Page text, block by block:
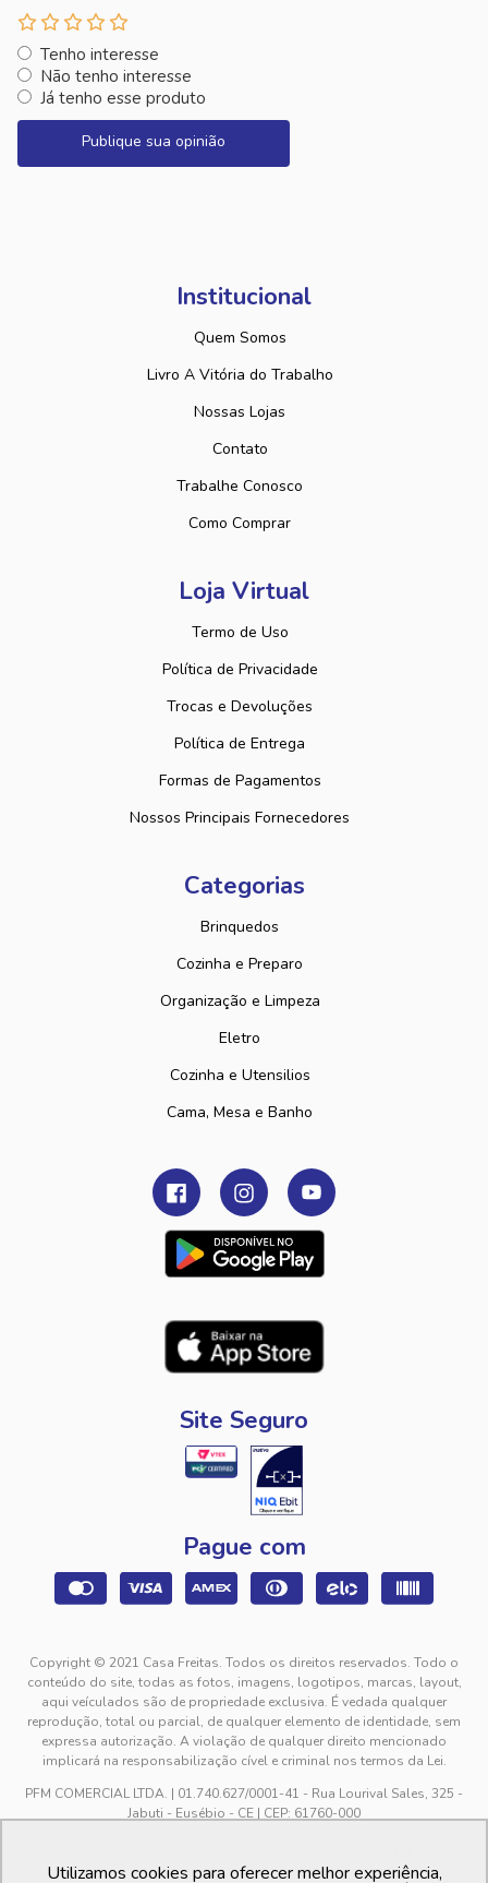
Tenho interesse
Não tenho interesse
Já tenho esse produto
Publique sua opinião
Institucional
Quem Somos
Livro A Vitória do Trabalho
Nossas Lojas
Contato
Trabalhe Conosco
Como Comprar
Loja Virtual
Termo de Uso
Política de Privacidade
Trocas e Devoluções
Política de Entrega
Formas de Pagamentos
Nossos Principais Fornecedores
Categorias
Brinquedos
Cozinha e Preparo
Organização e Limpeza
Eletro
Cozinha e Utensilios
Cama, Mesa e Banho
Site Seguro
Pague com
Copyright © 2021 Casa Freitas. Todos os direitos reservados. Todo o
conteúdo do site, todas as fotos, imagens, logotipos, marcas, layout,
aqui veículados são de propriedade exclusiva. É vedada qualquer
reprodução, total ou parcial, de qualquer elemento de identidade, sem
expressa autorização. A violação de qualquer direito mencionado
implicará na responsabilização cível e criminal nos termos da Lei.
PFM COMERCIAL LTDA. | 01.740.627/0001-41 - Rua Lourival Sales, 325 -
Jabuti - Eusébio - CE | CEP: 61760-000
feriados.
Utilizamos cookies para oferecer melhor experiência,